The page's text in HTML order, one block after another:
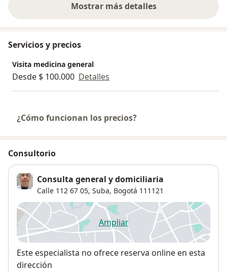
Mostrar más detalles
sobre la experiencia
Servicios y precios
Visita medicina general
Desde $ 100.000 Detalles
¿Cómo funcionan los precios?
Consultorio
Consulta general y domiciliaria
Calle 112 67 05, Suba, Bogotá 111121
Ampliarse abre en una nueva
Disponibilidad
Este especialista no ofrece reserva online en esta
dirección